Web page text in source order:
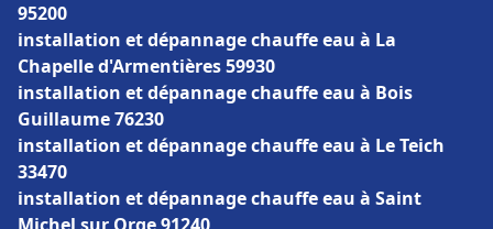
95200
installation et dépannage chauffe eau à La
Chapelle d'Armentières 59930
installation et dépannage chauffe eau à Bois
Guillaume 76230
installation et dépannage chauffe eau à Le Teich
33470
installation et dépannage chauffe eau à Saint